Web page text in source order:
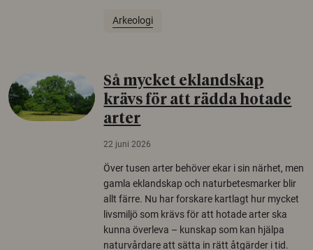
Arkeologi
Så mycket eklandskap
krävs för att rädda hotade
arter
22 juni 2026
Över tusen arter behöver ekar i sin närhet, men
gamla eklandskap och naturbetesmarker blir
allt färre. Nu har forskare kartlagt hur mycket
livsmiljö som krävs för att hotade arter ska
kunna överleva – kunskap som kan hjälpa
naturvårdare att sätta in rätt åtgärder i tid.